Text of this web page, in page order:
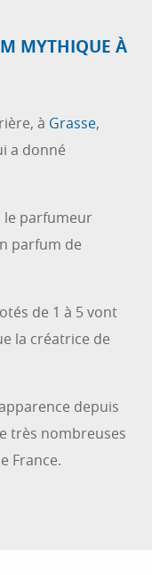
MYTHIQUE À
à Grasse,
a donné
le parfumeur
parfum de
de 1 à 5 vont
la créatrice de
depuis
très nombreuses
France.